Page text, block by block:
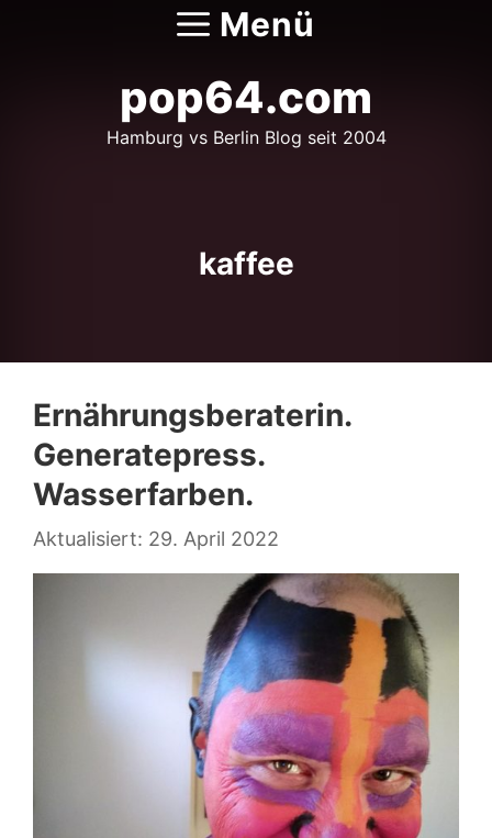
Menü
pop64.com
Hamburg vs Berlin Blog seit 2004
kaffee
Ernährungsberaterin.
Generatepress.
Wasserfarben.
29. April 2022